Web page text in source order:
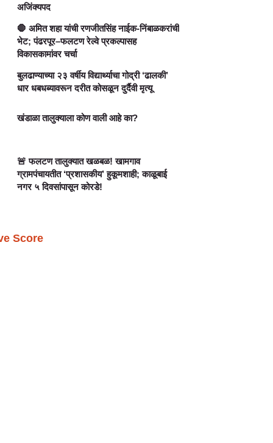
अजिंक्यपद
🛑 अमित शहा यांची रणजीतसिंह नाईक-निंबाळकरांची
भेट; पंढरपूर–फलटण रेल्वे प्रकल्पासह
विकासकामांवर चर्चा
बुलढाण्याच्या २३ वर्षीय विद्यार्थ्याचा गोद्री ‘ढालकी’
धार धबधब्यावरून दरीत कोसळून दुर्दैवी मृत्यू
खंडाळा तालुक्याला कोण वाली आहे का?
🚨 फलटण तालुक्यात खळबळ! खामगाव
ग्रामपंचायतीत ‘प्रशासकीय’ हुकूमशाही; काळूबाई
नगर ५ दिवसांपासून कोरडे!
Score